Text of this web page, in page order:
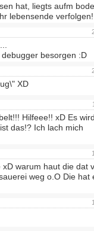
hat, liegts aufm
lebensende
besorgen :D
XD
Hilfeee!! xD Es
das!? Ich lach mich
warum haut die dat
weg o.O Die hat